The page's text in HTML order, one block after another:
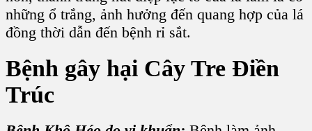
những ổ trắng, ảnh hưởng đến quang hợp của lá
đồng thời dẫn đến bệnh rỉ sắt.
Bệnh gây hại Cây Tre Điền
Trúc